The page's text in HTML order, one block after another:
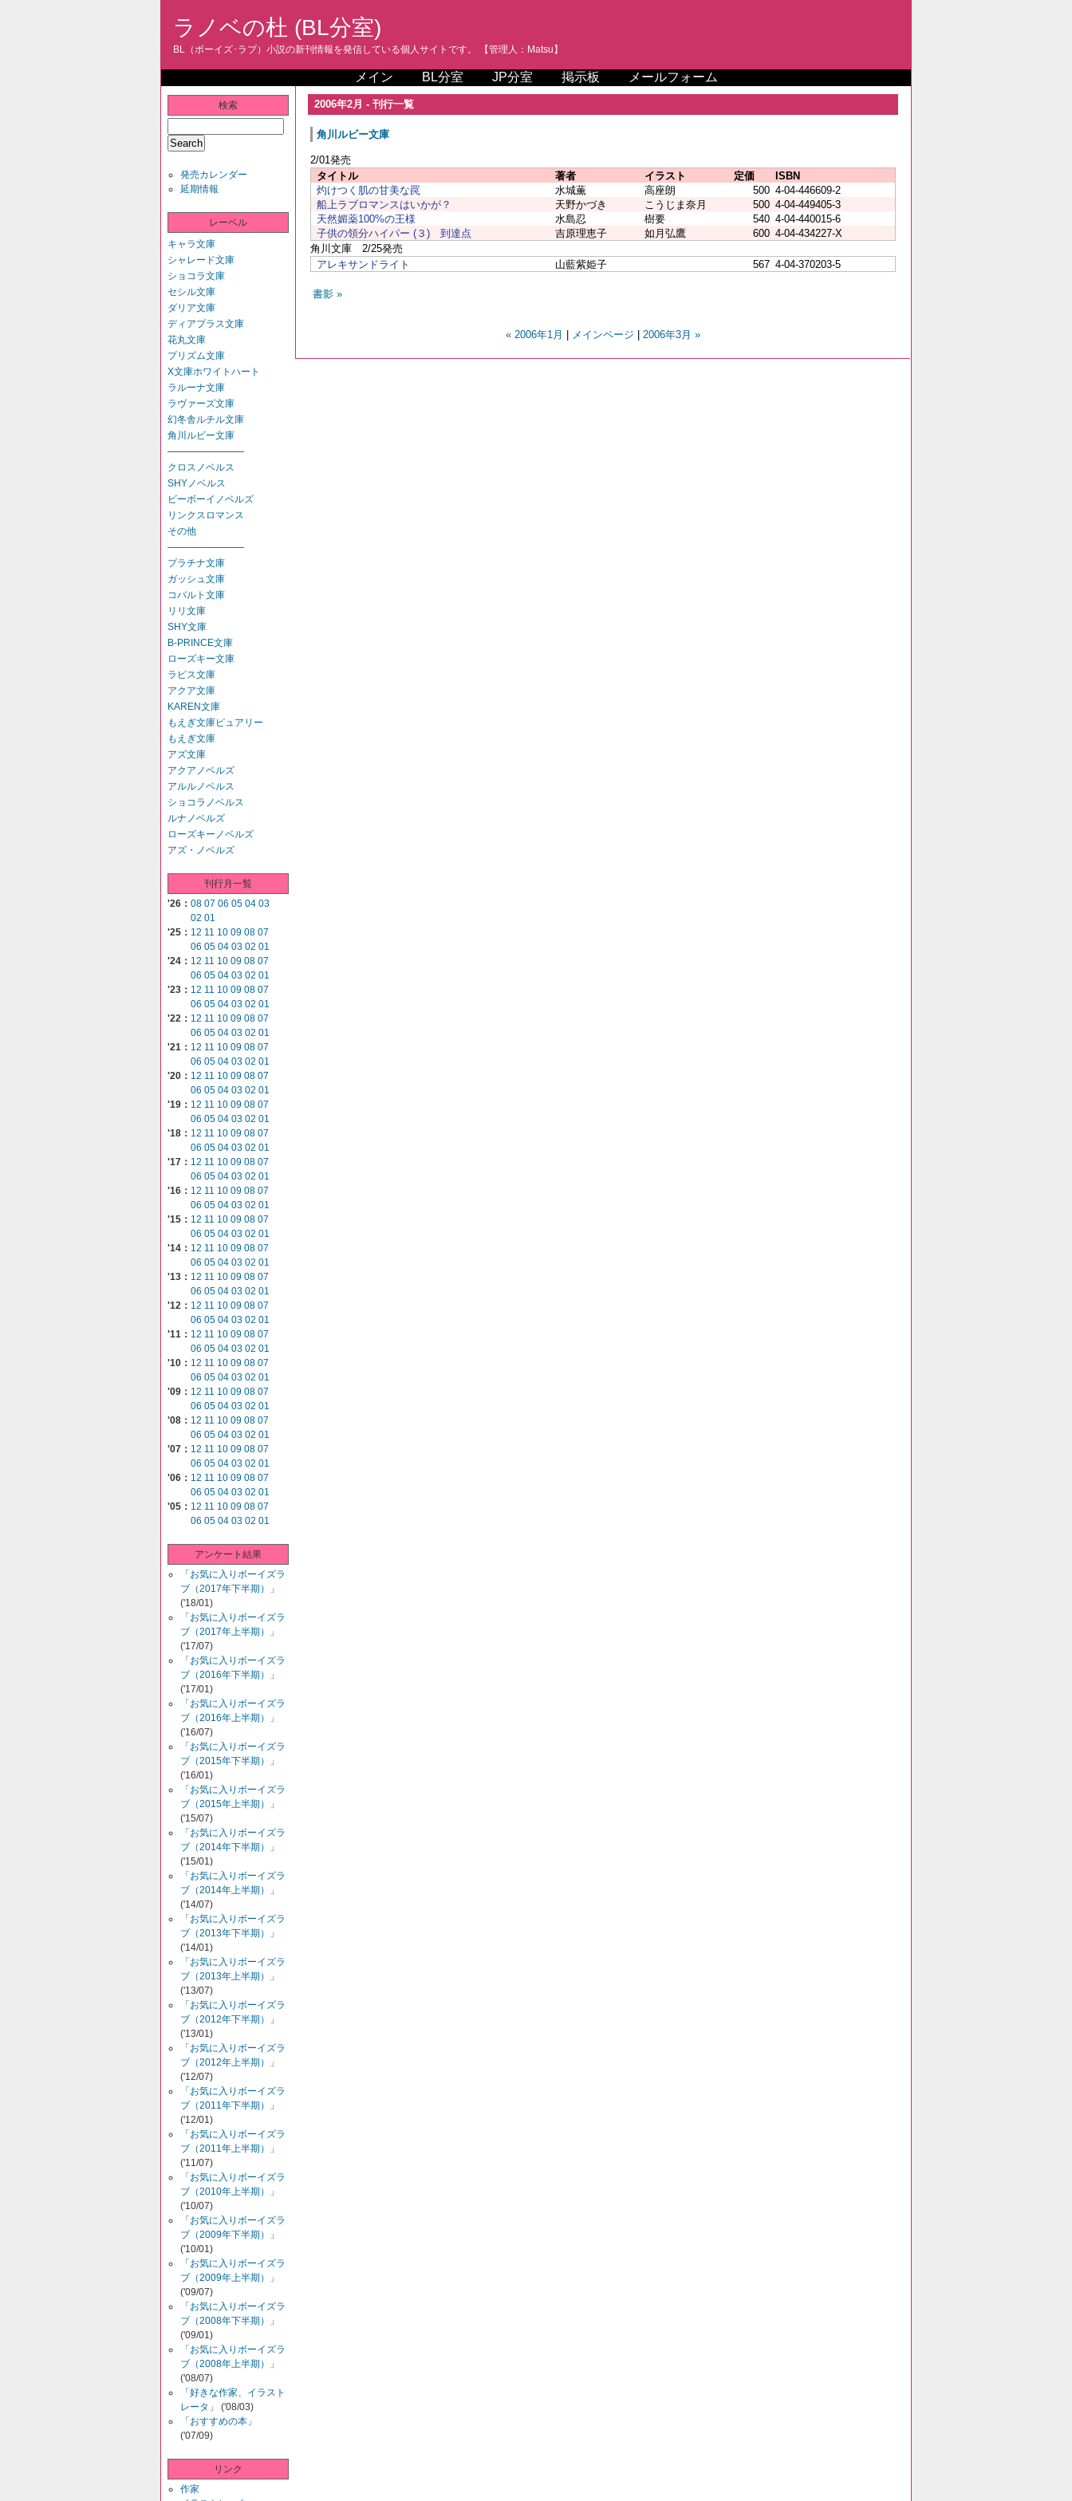
ラノベの杜 (BL分室)
BL（ボーイズ･ラブ）小説の新刊情報を発信している個人サイトです。 【管理人：Matsu】
メイン BL分室 JP分室 掲示板 メールフォーム
検索
発売カレンダー
延期情報
レーベル
キャラ文庫
シャレード文庫
ショコラ文庫
セシル文庫
ダリア文庫
ディアプラス文庫
花丸文庫
プリズム文庫
X文庫ホワイトハート
ラルーナ文庫
ラヴァーズ文庫
幻冬舎ルチル文庫
角川ルビー文庫
――――――――
クロスノベルス
SHYノベルス
ビーボーイノベルズ
リンクスロマンス
その他
――――――――
プラチナ文庫
ガッシュ文庫
コバルト文庫
リリ文庫
SHY文庫
B-PRINCE文庫
ローズキー文庫
ラピス文庫
アクア文庫
KAREN文庫
もえぎ文庫ピュアリー
もえぎ文庫
アズ文庫
アクアノベルズ
アルルノベルス
ショコラノベルス
ルナノベルズ
ローズキーノベルズ
アズ・ノベルズ
刊行月一覧
'26： 08 07 06 05 04 03
02 01
'25： 12 11 10 09 08 07
06 05 04 03 02 01
'24： 12 11 10 09 08 07
06 05 04 03 02 01
'23： 12 11 10 09 08 07
06 05 04 03 02 01
'22： 12 11 10 09 08 07
06 05 04 03 02 01
'21： 12 11 10 09 08 07
06 05 04 03 02 01
'20： 12 11 10 09 08 07
06 05 04 03 02 01
'19： 12 11 10 09 08 07
06 05 04 03 02 01
'18： 12 11 10 09 08 07
06 05 04 03 02 01
'17： 12 11 10 09 08 07
06 05 04 03 02 01
'16： 12 11 10 09 08 07
06 05 04 03 02 01
'15： 12 11 10 09 08 07
06 05 04 03 02 01
'14： 12 11 10 09 08 07
06 05 04 03 02 01
'13： 12 11 10 09 08 07
06 05 04 03 02 01
'12： 12 11 10 09 08 07
06 05 04 03 02 01
'11： 12 11 10 09 08 07
06 05 04 03 02 01
'10： 12 11 10 09 08 07
06 05 04 03 02 01
'09： 12 11 10 09 08 07
06 05 04 03 02 01
'08： 12 11 10 09 08 07
06 05 04 03 02 01
'07： 12 11 10 09 08 07
06 05 04 03 02 01
'06： 12 11 10 09 08 07
06 05 04 03 02 01
'05： 12 11 10 09 08 07
06 05 04 03 02 01
アンケート結果
「お気に入りボーイズラ
ブ（2017年下半期）」
('18/01)
「お気に入りボーイズラ
ブ（2017年上半期）」
('17/07)
「お気に入りボーイズラ
ブ（2016年下半期）」
('17/01)
「お気に入りボーイズラ
ブ（2016年上半期）」
('16/07)
「お気に入りボーイズラ
ブ（2015年下半期）」
('16/01)
「お気に入りボーイズラ
ブ（2015年上半期）」
('15/07)
「お気に入りボーイズラ
ブ（2014年下半期）」
('15/01)
「お気に入りボーイズラ
ブ（2014年上半期）」
('14/07)
「お気に入りボーイズラ
ブ（2013年下半期）」
('14/01)
「お気に入りボーイズラ
ブ（2013年上半期）」
('13/07)
「お気に入りボーイズラ
ブ（2012年下半期）」
('13/01)
「お気に入りボーイズラ
ブ（2012年上半期）」
('12/07)
「お気に入りボーイズラ
ブ（2011年下半期）」
('12/01)
「お気に入りボーイズラ
ブ（2011年上半期）」
('11/07)
「お気に入りボーイズラ
ブ（2010年上半期）」
('10/07)
「お気に入りボーイズラ
ブ（2009年下半期）」
('10/01)
「お気に入りボーイズラ
ブ（2009年上半期）」
('09/07)
「お気に入りボーイズラ
ブ（2008年下半期）」
('09/01)
「お気に入りボーイズラ
ブ（2008年上半期）」
('08/07)
「好きな作家、イラスト
レータ」
('08/03)
「おすすめの本」
('07/09)
リンク
作家
2006年2月 - 刊行一覧
角川ルビー文庫
2/01発売
タイトル
著者 イラスト 定価
ISBN
灼けつく肌の甘美な罠
水城薫 高座朗 500 4-04-446609-2
船上ラブロマンスはいかが？
天野かづき こうじま奈月 500 4-04-449405-3
天然媚薬100%の王様
水島忍 樹要 540 4-04-440015-6
子供の領分ハイパー (３) 到達点
吉原理恵子 如月弘鷹 600 4-04-434227-X
角川文庫 2/25発売
アレキサンドライト
山藍紫姫子 567 4-04-370203-5
書影 »
« 2006年1月 メインページ 2006年3月 »